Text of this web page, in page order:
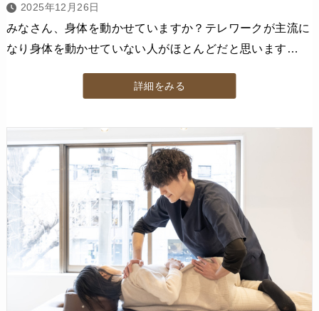
2025年12月26日
みなさん、身体を動かせていますか？テレワークが主流に
なり身体を動かせていない人がほとんどだと思います…
詳細をみる